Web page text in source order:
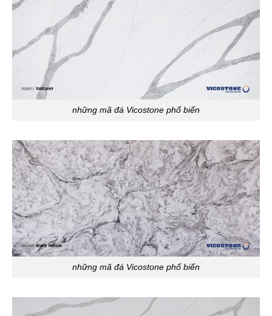
những mã đá Vicostone phổ biến
những mã đá Vicostone phổ biến